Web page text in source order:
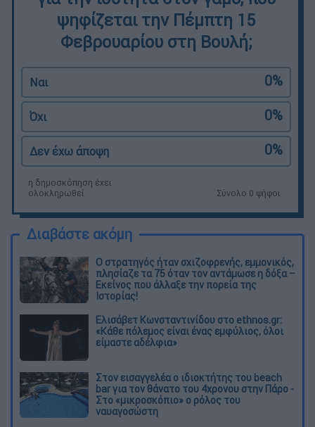
ψηφίζεται την Πέμπτη 15
Φεβρουαρίου στη Βουλή;
Ναι 0%
Όχι 0%
Δεν έχω άποψη 0%
η δημοσκόπηση έχει
ολοκληρωθεί
Σύνολο 0 ψήφοι
Διαβάστε ακόμη
O στρατηγός ήταν σχιζοφρενής, εμμονικός,
πλησίαζε τα 75 όταν τον αντάμωσε η δόξα –
Εκείνος που άλλαξε την πορεία της
Ιστορίας!
Ελισάβετ Κωνσταντινίδου στο ethnos.gr:
«Κάθε πόλεμος είναι ένας εμφύλιος, όλοι
είμαστε αδέλφια»
Στον εισαγγελέα ο ιδιοκτήτης του beach
bar για τον θάνατο του 4χρονου στην Πάρο -
Στο «μικροσκόπιο» ο ρόλος του
ναυαγοσώστη